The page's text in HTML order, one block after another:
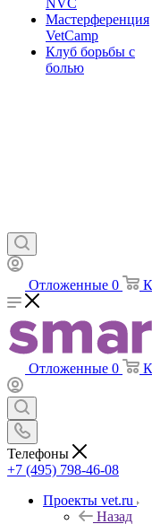
NVC
Мастерференция
VetCamp
Клуб борьбы с
болью
Отложенные 0
Отложенные 0
Телефоны
+7 (495) 798-46-08
Проекты vet.ru
Назад